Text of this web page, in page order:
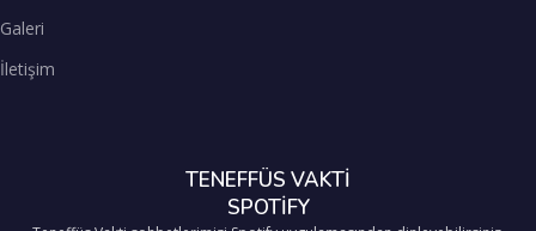
Galeri
İletişim
TENEFFÜS VAKTİ
SPOTİFY